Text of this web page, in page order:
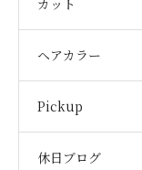
カット
ヘアカラー
Pickup
休日ブログ